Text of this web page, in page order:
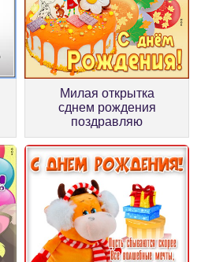
Милая открытка
сднем рождения
поздравляю